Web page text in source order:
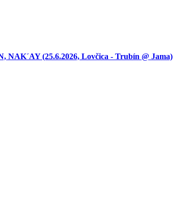
(25.6.2026, Lovčica - Trubín @ Jama)